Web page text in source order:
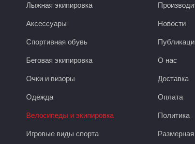
Лыжная экипировка
Аксессуары
Спортивная обувь
Беговая экипировка
Очки и визоры
Одежда
Велосипеды и экипировка
Игровые виды спорта
Новости
О нас
Доставка
Оплата
Политика
Размерная